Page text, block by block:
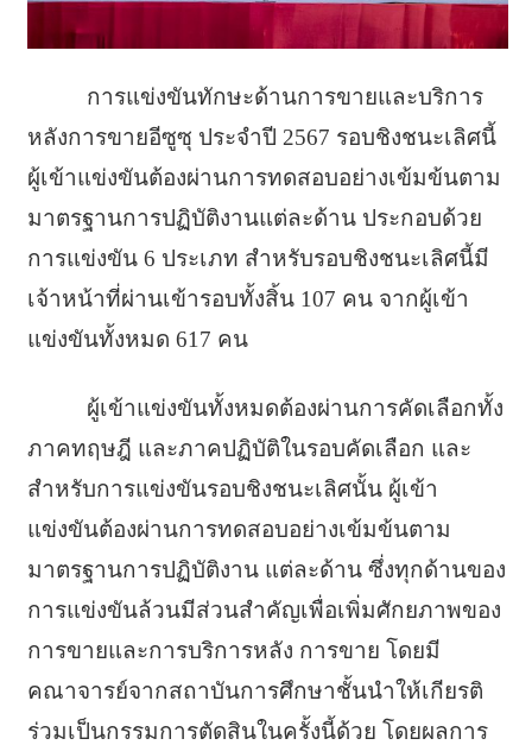
การแข่งขันทักษะด้านการขายและบริการ
หลังการขายอีซูซุ ประจำปี 2567 รอบชิงชนะเลิศนี้
ผู้เข้าแข่งขันต้องผ่านการทดสอบอย่างเข้มข้นตาม
มาตรฐานการปฏิบัติงานแต่ละด้าน ประกอบด้วย
การแข่งขัน 6 ประเภท สำหรับรอบชิงชนะเลิศนี้มี
เจ้าหน้าที่ผ่านเข้ารอบทั้งสิ้น 107 คน จากผู้เข้า
แข่งขันทั้งหมด 617 คน
ผู้เข้าแข่งขันทั้งหมดต้องผ่านการคัดเลือกทั้ง
ภาคทฤษฎี และภาคปฏิบัติในรอบคัดเลือก และ
สำหรับการแข่งขันรอบชิงชนะเลิศนั้น ผู้เข้า
แข่งขันต้องผ่านการทดสอบอย่างเข้มข้นตาม
มาตรฐานการปฏิบัติงาน แต่ละด้าน ซึ่งทุกด้านของ
การแข่งขันล้วนมีส่วนสำคัญเพื่อเพิ่มศักยภาพของ
การขายและการบริการหลัง การขาย โดยมี
คณาจารย์จากสถาบันการศึกษาชั้นนำให้เกียรติ
ร่วมเป็นกรรมการตัดสินในครั้งนี้ด้วย โดยผลการ